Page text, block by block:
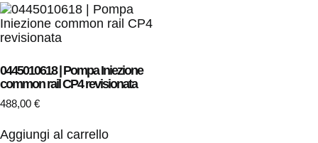
0445010618 | Pompa Iniezione
common rail CP4 revisionata
488,00 €
Aggiungi al carrello